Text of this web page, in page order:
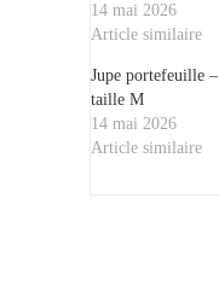
14 mai 2026
Article similaire
Jupe portefeuille –
taille M
14 mai 2026
Article similaire